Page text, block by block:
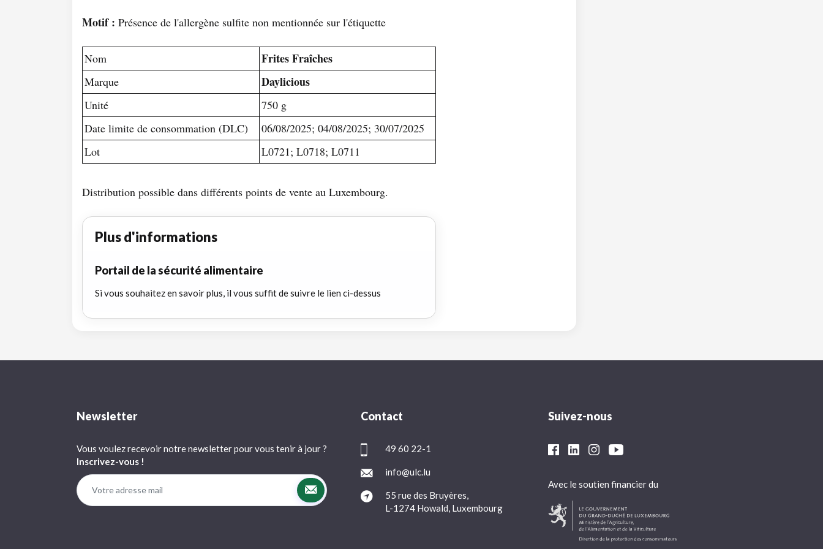
Motif : Présence de l'allergène sulfite non mentionnée sur l'étiquette
Nom Frites Fraîches
Marque Daylicious
Unité
750 g
Date limite de consommation (DLC)
06/08/2025; 04/08/2025; 30/07/2025
Lot
L0721; L0718; L0711
Distribution possible dans différents points de vente au Luxembourg.
Plus d'informations
Portail de la sécurité alimentaire
Si vous souhaitez en savoir plus, il vous suffit de suivre le lien ci-dessus
Newsletter
Vous voulez recevoir notre newsletter pour vous tenir à jour ?
Inscrivez-vous !
Contact
49 60 22-1
info@ulc.lu
55 rue des Bruyères,
L-1274 Howald, Luxembourg
Suivez-nous
Avec le soutien financier du